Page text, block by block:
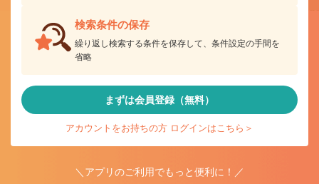
検索条件の保存
繰り返し検索する条件を保存して、条件設定の手間を
省略
まずは会員登録（無料）
アカウントをお持ちの方 ログインはこちら＞
＼アプリのご利用でもっと便利に！／